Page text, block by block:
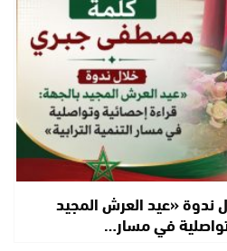
«عيد العرش المجيد
في مسار…